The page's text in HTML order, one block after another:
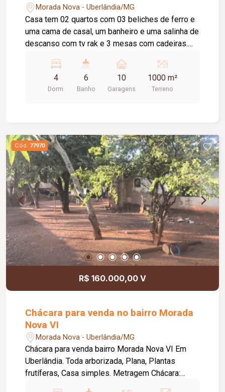
Morada Nova - Uberlândia/MG
Casa tem 02 quartos com 03 beliches de ferro e
uma cama de casal, um banheiro e uma salinha de
descanso com tv rak e 3 mesas com cadeiras.
banheiro e uma sala de descanso. Na chácara
como um todo tem 01 banheiro na casa 02
banheiros na varanda próximo a casa ( masculino
4
Dorm.
6
Banho
10
Garagens
1000 m²
Terreno
Cód. 77970
R$ 160.000,00 V
Chácara para venda no bairro Morada
Nova VI
Morada Nova - Uberlândia/MG
Chácara para venda bairro Morada Nova VI Em
Uberlândia. Toda arborizada, Plana, Plantas
frutíferas, Casa simples. Metragem Chácara: